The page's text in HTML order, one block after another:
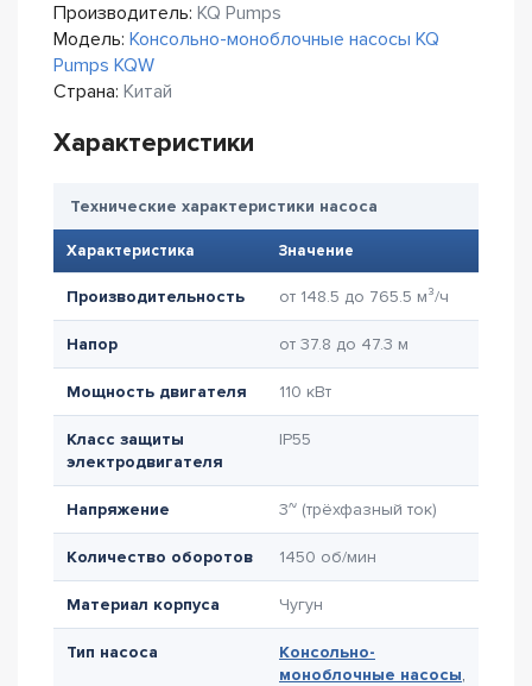
Производитель: KQ Pumps
Модель: Консольно-моноблочные насосы KQ
Pumps KQW
Страна: Китай
Характеристики
Технические характеристики насоса
Характеристика Значение
Производительность от 148.5 до 765.5 м³/ч
Напор от 37.8 до 47.3 м
Мощность двигателя 110 кВт
Класс защиты
электродвигателя
IP55
Напряжение 3~ (трёхфазный ток)
Количество оборотов 1450 об/мин
Материал корпуса Чугун
Тип насоса
Консольно-
моноблочные насосы,